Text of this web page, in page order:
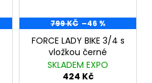
799 KČ –46 %
FORCE LADY BIKE 3/4 s
vložkou černé
SKLADEM EXPO
424 Kč